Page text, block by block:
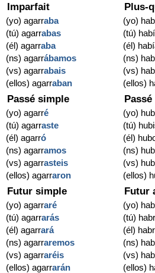
Imparfait
(yo) agarraba
(tú) agarrabas
(él) agarraba
(ns) agarrábamos
(vs) agarrabais
(ellos) agarraban
Plus-
(yo)
(tú)
(él)
(ns)
(vs)
(ellos)
Passé simple
(yo) agarré
(tú) agarraste
(él) agarró
(ns) agarramos
(vs) agarrasteis
(ellos) agarraron
(yo)
(tú)
(él)
(ns)
(vs)
(ellos)
Futur simple
(yo) agarraré
(tú) agarrarás
(él) agarrará
(ns) agarraremos
(vs) agarraréis
(ellos) agarrarán
Futur
(yo)
(tú)
(él)
(ns)
(vs)
(ellos)